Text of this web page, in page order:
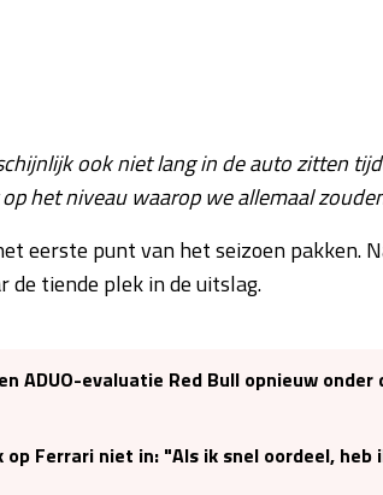
ook niet lang in de auto zitten
het niveau waarop we allemaal
eerste punt van het seizoen pakken.
de tiende plek in de uitslag.
ADUO-evaluatie Red Bull opnieuw onder
Ferrari niet in: "Als ik snel oordeel,